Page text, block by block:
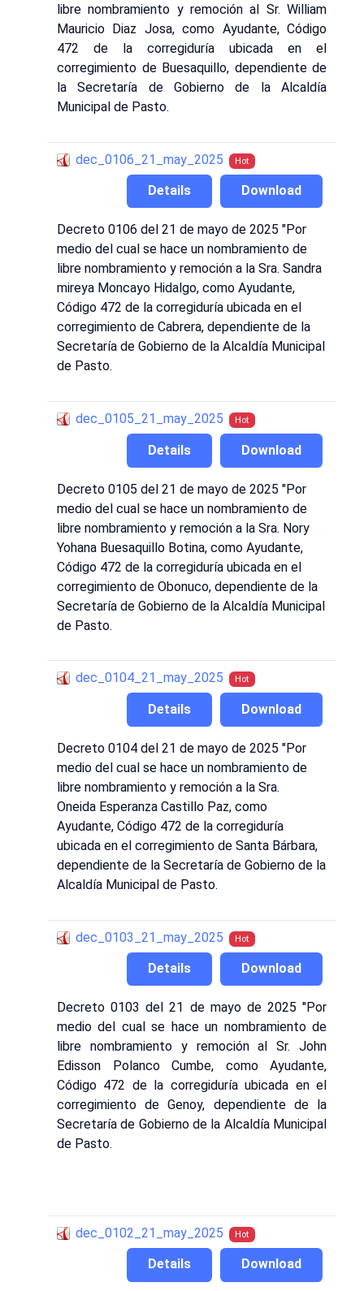
libre nombramiento y remoción al Sr. William
Mauricio Diaz Josa, como Ayudante, Código
472 de la corregiduría ubicada en el
corregimiento de Buesaquillo, dependiente de
la Secretaría de Gobierno de la Alcaldía
Municipal de Pasto.
dec_0106_21_may_2025 Hot
Download
Details
Decreto 0106 del 21 de mayo de 2025 "Por
medio del cual se hace un nombramiento de
libre nombramiento y remoción a la Sra. Sandra
mireya Moncayo Hidalgo, como Ayudante,
Código 472 de la corregiduría ubicada en el
corregimiento de Cabrera, dependiente de la
Secretaría de Gobierno de la Alcaldía Municipal
de Pasto.
dec_0105_21_may_2025 Hot
Download
Details
Decreto 0105 del 21 de mayo de 2025 "Por
medio del cual se hace un nombramiento de
libre nombramiento y remoción a la Sra. Nory
Yohana Buesaquillo Botina, como Ayudante,
Código 472 de la corregiduría ubicada en el
corregimiento de Obonuco, dependiente de la
Secretaría de Gobierno de la Alcaldía Municipal
de Pasto.
dec_0104_21_may_2025 Hot
Download
Details
Decreto 0104 del 21 de mayo de 2025 "Por
medio del cual se hace un nombramiento de
libre nombramiento y remoción a la Sra.
Oneida Esperanza Castillo Paz, como
Ayudante, Código 472 de la corregiduría
ubicada en el corregimiento de Santa Bárbara,
dependiente de la Secretaría de Gobierno de la
Alcaldía Municipal de Pasto.
dec_0103_21_may_2025 Hot
Download
Details
Decreto 0103 del 21 de mayo de 2025 "Por
medio del cual se hace un nombramiento de
libre nombramiento y remoción al Sr. John
Edisson Polanco Cumbe, como Ayudante,
Código 472 de la corregiduría ubicada en el
corregimiento de Genoy, dependiente de la
Secretaría de Gobierno de la Alcaldía Municipal
de Pasto.
dec_0102_21_may_2025 Hot
Download
Details